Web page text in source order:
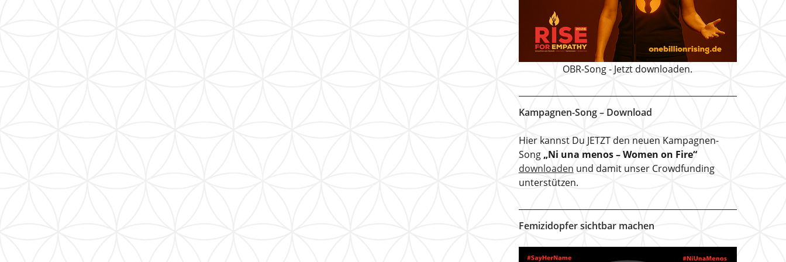
OBR-Song - Jetzt downloaden.
Kampagnen-Song – Download
Hier kannst Du JETZT den neuen Kampagnen-
Song „Ni una menos – Women on Fire“
downloaden und damit unser Crowdfunding
unterstützen.
Femizidopfer sichtbar machen